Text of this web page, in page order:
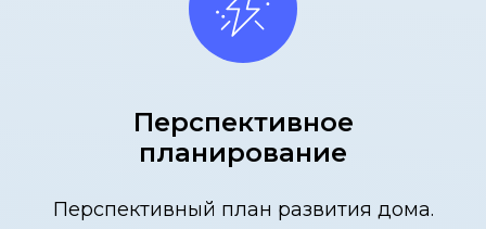
Перспективное
планирование
Перспективный план развития дома.